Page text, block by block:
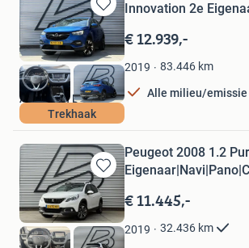
Bewaren
in
Mijn
Favorieten
Trekhaak
Innovation 2e
€ 12.939,-
2019 83.446 km
Alle milieu/emissie
Autobaan B.V.
Lelystad
Bewaren
in
Mijn
Favorieten
Peugeot 2008 1.2
€ 11.445,-
2019 32.436 km